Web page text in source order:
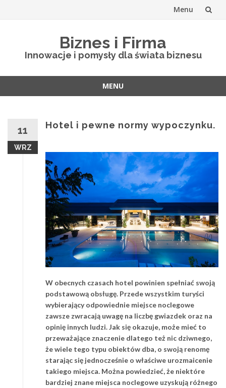
Menu
Biznes i Firma
Innowacje i pomysły dla świata biznesu
MENU
11
WRZ
Hotel i pewne normy wypoczynku.
W obecnych czasach hotel powinien spełniać swoją
podstawową obsługę. Przede wszystkim turyści
wybierający odpowiednie miejsce noclegowe
zawsze zwracają uwagę na liczbę gwiazdek oraz na
opinię innych ludzi. Jak się okazuje, może mieć to
przeważające znaczenie dlatego też nic dziwnego,
że wiele tego typu obiektów dba, o swoją renomę
starając się jednocześnie o właściwe urozmaicenie
takiego miejsca. Można powiedzieć, że niektóre
bardziej znane miejsca noclegowe uzyskują różnego